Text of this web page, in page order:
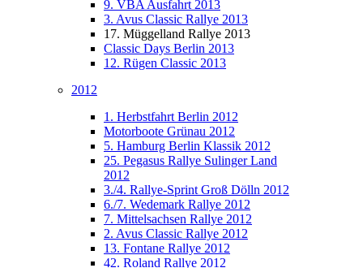
9. VBA Ausfahrt 2013
3. Avus Classic Rallye 2013
17. Müggelland Rallye 2013
Classic Days Berlin 2013
12. Rügen Classic 2013
2012
1. Herbstfahrt Berlin 2012
Motorboote Grünau 2012
5. Hamburg Berlin Klassik 2012
25. Pegasus Rallye Sulinger Land
2012
3./4. Rallye-Sprint Groß Dölln 2012
6./7. Wedemark Rallye 2012
7. Mittelsachsen Rallye 2012
2. Avus Classic Rallye 2012
13. Fontane Rallye 2012
42. Roland Rallye 2012